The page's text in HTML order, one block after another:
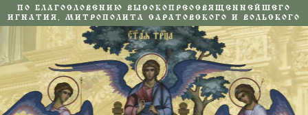
ПО БЛАГОСЛОВЕНИЮ ВЫСОКОПРЕОСВЯЩЕННЕЙШЕГО
ИГНАТИЯ, МИТРОПОЛИТА САРАТОВСКОГО И ВОЛЬСКОГО